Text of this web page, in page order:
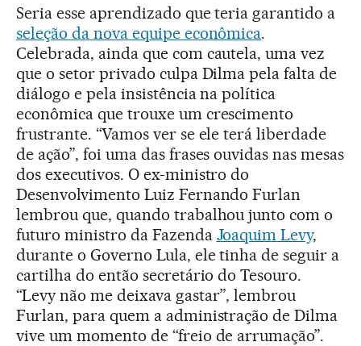
Seria esse aprendizado que teria garantido a
seleção da nova equipe econômica.
Celebrada, ainda que com cautela, uma vez
que o setor privado culpa Dilma pela falta de
diálogo e pela insistência na política
econômica que trouxe um crescimento
frustrante. “Vamos ver se ele terá liberdade
de ação”, foi uma das frases ouvidas nas mesas
dos executivos. O ex-ministro do
Desenvolvimento Luiz Fernando Furlan
lembrou que, quando trabalhou junto com o
futuro ministro da Fazenda Joaquim Levy,
durante o Governo Lula, ele tinha de seguir a
cartilha do então secretário do Tesouro.
“Levy não me deixava gastar”, lembrou
Furlan, para quem a administração de Dilma
vive um momento de “freio de arrumação”.